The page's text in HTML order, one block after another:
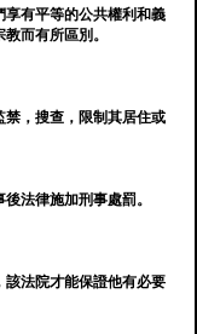
享有平等的公共權利和義
而有所區別。
禁，搜查，限制其居住或
法律施加刑事處罰。
法院才能保證他有必要